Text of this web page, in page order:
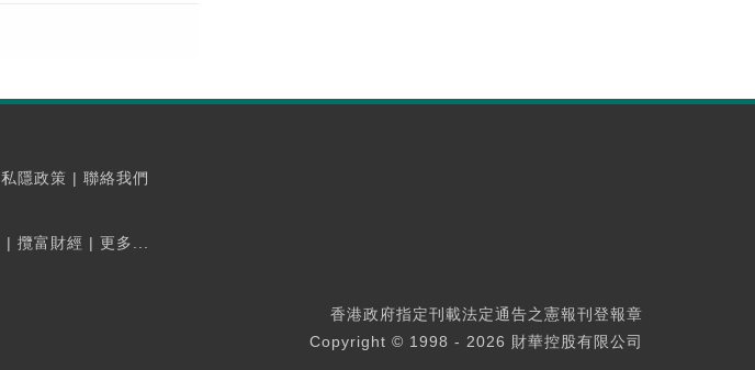
私隱政策 | 聯絡我們
| 攬富財經 | 更多...
香港政府指定刊載法定通告之憲報刊登報章
Copyright © 1998 - 2026 財華控股有限公司